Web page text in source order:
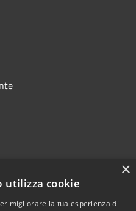
×
utilizza cookie
migliorare la tua esperienza di